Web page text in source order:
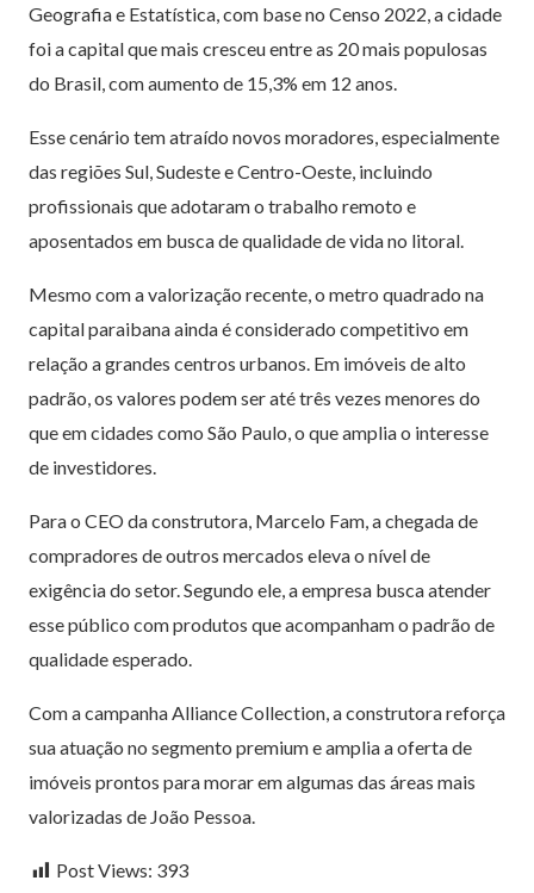
Geografia e Estatística, com base no Censo 2022, a cidade
foi a capital que mais cresceu entre as 20 mais populosas
do Brasil, com aumento de 15,3% em 12 anos.
Esse cenário tem atraído novos moradores, especialmente
das regiões Sul, Sudeste e Centro-Oeste, incluindo
profissionais que adotaram o trabalho remoto e
aposentados em busca de qualidade de vida no litoral.
Mesmo com a valorização recente, o metro quadrado na
capital paraibana ainda é considerado competitivo em
relação a grandes centros urbanos. Em imóveis de alto
padrão, os valores podem ser até três vezes menores do
que em cidades como São Paulo, o que amplia o interesse
de investidores.
Para o CEO da construtora, Marcelo Fam, a chegada de
compradores de outros mercados eleva o nível de
exigência do setor. Segundo ele, a empresa busca atender
esse público com produtos que acompanham o padrão de
qualidade esperado.
Com a campanha Alliance Collection, a construtora reforça
sua atuação no segmento premium e amplia a oferta de
imóveis prontos para morar em algumas das áreas mais
valorizadas de João Pessoa.
Post Views: 393